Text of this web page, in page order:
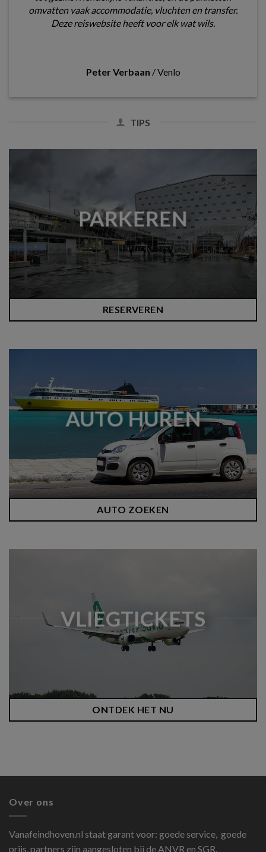
omvatten vaak accommodatie, vluchten en transfer.
Deze reiswebsite heeft voor elk wat wils.
Peter Verbaan /Venlo
TIPS
PARKEREN
RESERVEREN
AUTO HUREN
AUTO ZOEKEN
VLIEGTICKETS
ONTDEK HET NU
Over ons
Vanafeindhoven.nl staat garant voor: goede service, goede
prijs, partners zijn aangesloten bij de ANVR en SGR.